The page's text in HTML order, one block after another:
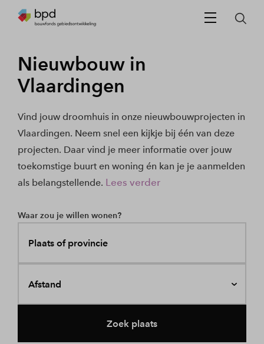
Nieuwbouw in
Vlaardingen
Vind jouw droomhuis in onze nieuwbouwprojecten in
Vlaardingen. Neem snel een kijkje bij één van deze
projecten. Daar vind je meer informatie over jouw
toekomstige buurt en woning én kan je je aanmelden
als belangstellende. Lees verder
Waar zou je willen wonen?
Plaats of provincie
Afstand
Zoek plaats